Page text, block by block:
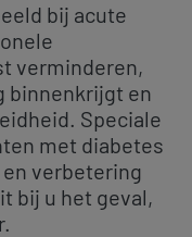
bij acute
verminderen,
binnenkrijgt en
Speciale
met diabetes
en verbetering
bij u het geval,